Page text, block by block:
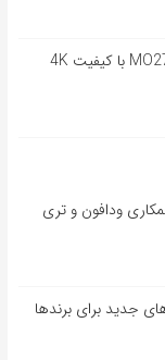
ودافون و تری